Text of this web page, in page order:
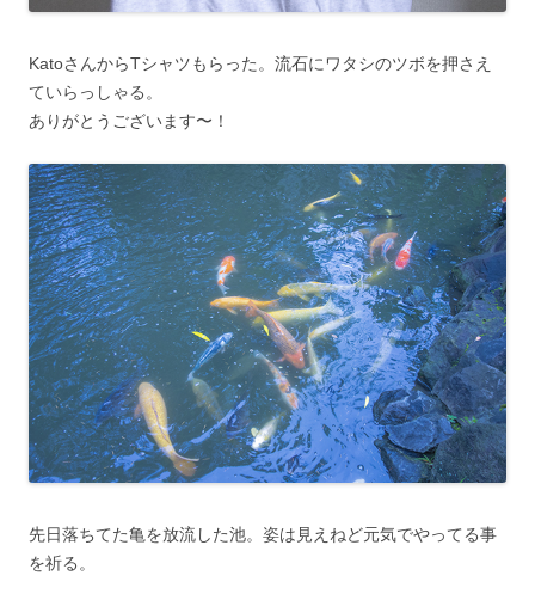
KatoさんからTシャツもらった。流石にワタシのツボを押さえ
ていらっしゃる。
ありがとうございます〜！
先日落ちてた亀を放流した池。姿は見えねど元気でやってる事
を祈る。